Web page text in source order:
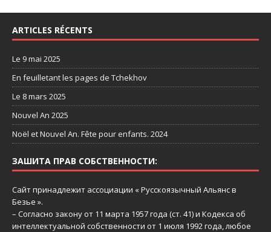
ARTICLES RÉCENTS
Le 9 mai 2025
En feuilletant les pages de Tchekhov
Le 8 mars 2025
Nouvel An 2025
Noël et Nouvel An. Fête pour enfants. 2024
ЗАШИТА ПРАВ СОБСТВЕННОСТИ:
Сайт принадлежит ассоциации « Русскоязычный Aльянс в
Безье ».
– Согласно закону от 11 марта 1957 года (ст. 41) и Кодекса об
интеллектуальной собственности от 1 июля 1992 года, любое